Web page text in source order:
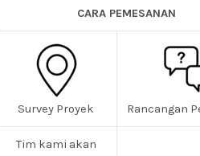
CARA PEMESANAN
Survey Proyek Rancangan
Tim kami akan